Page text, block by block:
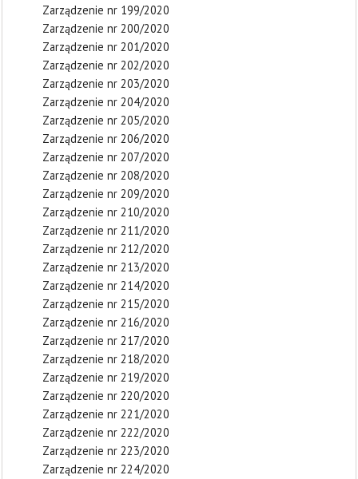
Zarządzenie nr 199/2020
Zarządzenie nr 200/2020
Zarządzenie nr 201/2020
Zarządzenie nr 202/2020
Zarządzenie nr 203/2020
Zarządzenie nr 204/2020
Zarządzenie nr 205/2020
Zarządzenie nr 206/2020
Zarządzenie nr 207/2020
Zarządzenie nr 208/2020
Zarządzenie nr 209/2020
Zarządzenie nr 210/2020
Zarządzenie nr 211/2020
Zarządzenie nr 212/2020
Zarządzenie nr 213/2020
Zarządzenie nr 214/2020
Zarządzenie nr 215/2020
Zarządzenie nr 216/2020
Zarządzenie nr 217/2020
Zarządzenie nr 218/2020
Zarządzenie nr 219/2020
Zarządzenie nr 220/2020
Zarządzenie nr 221/2020
Zarządzenie nr 222/2020
Zarządzenie nr 223/2020
Zarządzenie nr 224/2020